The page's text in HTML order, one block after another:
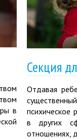
в
Секция
Отдавая
психическое
в других
отношениях,